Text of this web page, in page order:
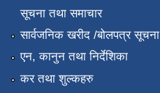
सूचना तथा समाचार
सार्वजनिक खरीद /बोलपत्र सूचना
एन, कानुन तथा निर्देशिका
कर तथा शुल्कहरु